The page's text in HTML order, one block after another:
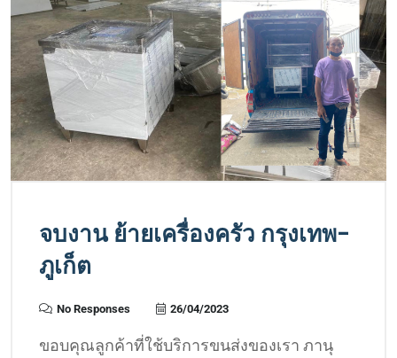
จบงาน ย้ายเครื่องครัว กรุงเทพ-
ภูเก็ต
No Responses 26/04/2023
ขอบคุณลูกค้าที่ใช้บริการขนส่งของเรา ภานุ